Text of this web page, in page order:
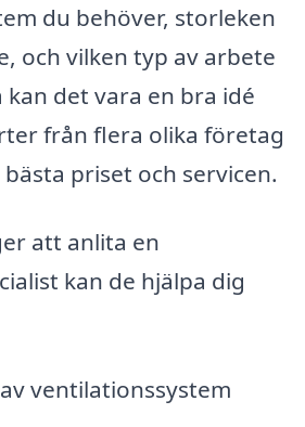
du behöver, storleken
och vilken typ av arbete
kan det vara en bra idé
från flera olika företag
priset och servicen.
att anlita en
kan de hjälpa dig
ventilationssystem